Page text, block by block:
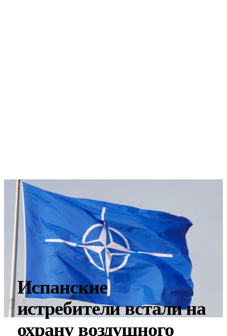
Испанские
истребители встали на
охрану воздушного